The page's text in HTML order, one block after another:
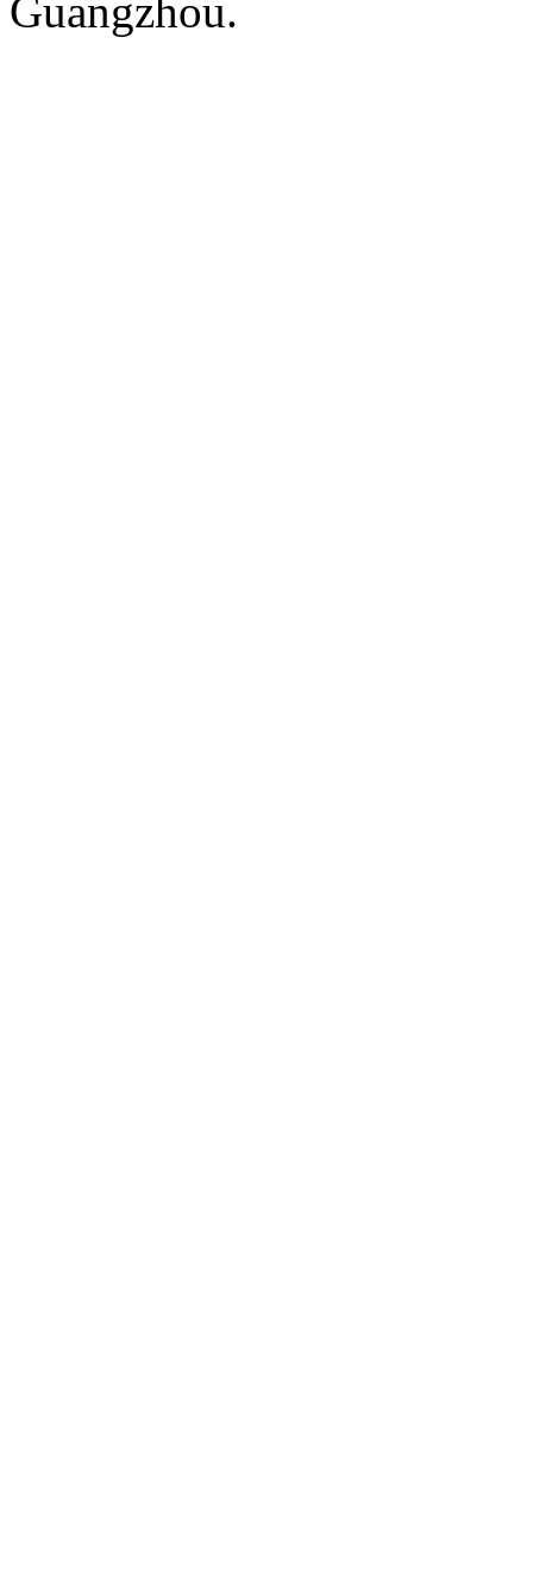
Guangzhou.